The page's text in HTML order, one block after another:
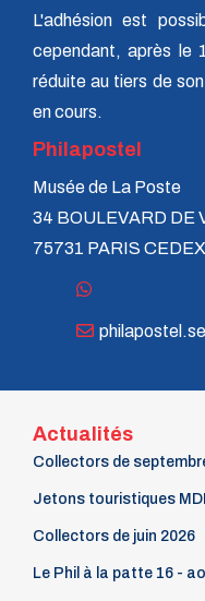
L'adhésion est
cependant, après le
réduite au tiers de
en cours.
Philapostel
Musée de La Poste
34 BOULEVARD DE
75731 PARIS
Actualités
Collectors de
Jetons touristiques
Collectors de juin 2026
Le Phil à la patte 16 -